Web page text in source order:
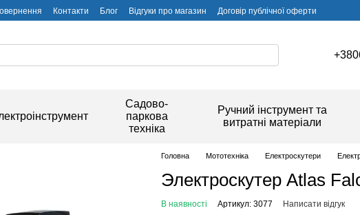
Контакти Блог Відгуки про магазин
Договір публічної оферти
Садово-
паркова
техніка
Ручний інструмент та
витратні матеріали
Головна Мототехніка Електроскутери
Электроскутер Atlas
В наявності Артикул: 3077 Написати відгук